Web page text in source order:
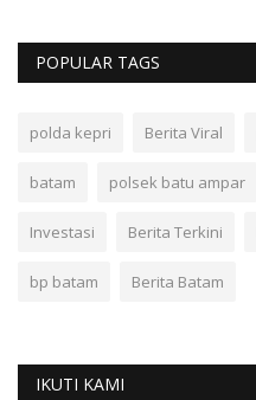
POPULAR TAGS
polda kepri Berita Viral
batam polsek batu ampar
Investasi Berita Terkini
bp batam Berita Batam
IKUTI KAMI